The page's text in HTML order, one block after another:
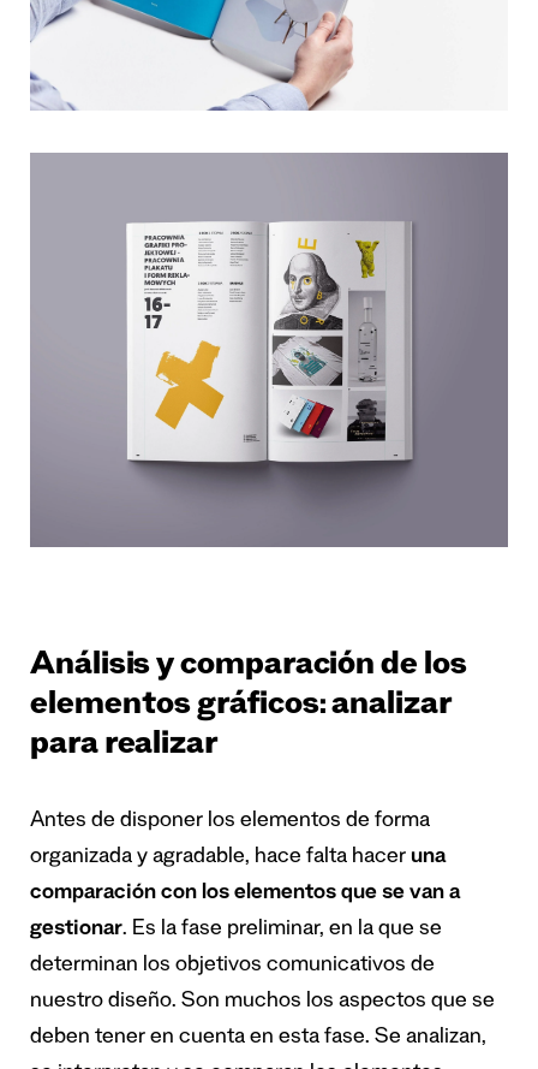
Análisis y comparación de los
elementos gráficos: analizar
para realizar
Antes de disponer los elementos de forma
organizada y agradable, hace falta hacer una
comparación con los elementos que se van a
gestionar. Es la fase preliminar, en la que se
determinan los objetivos comunicativos de
nuestro diseño. Son muchos los aspectos que se
deben tener en cuenta en esta fase. Se analizan,